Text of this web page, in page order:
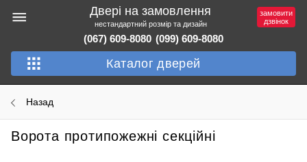
Двері на замовлення
нестандартний розмір та дизайн
(067) 609-8080 (099) 609-8080
Каталог дверей
замовити
дзвінок
Назад
Ворота протипожежні секційні